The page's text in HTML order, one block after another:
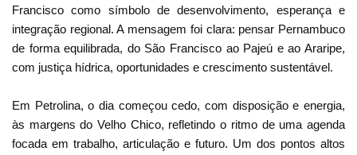
Francisco como símbolo de desenvolvimento, esperança e
integração regional. A mensagem foi clara: pensar Pernambuco
de forma equilibrada, do São Francisco ao Pajeú e ao Araripe,
com justiça hídrica, oportunidades e crescimento sustentável.
Em Petrolina, o dia começou cedo, com disposição e energia,
às margens do Velho Chico, refletindo o ritmo de uma agenda
focada em trabalho, articulação e futuro. Um dos pontos altos